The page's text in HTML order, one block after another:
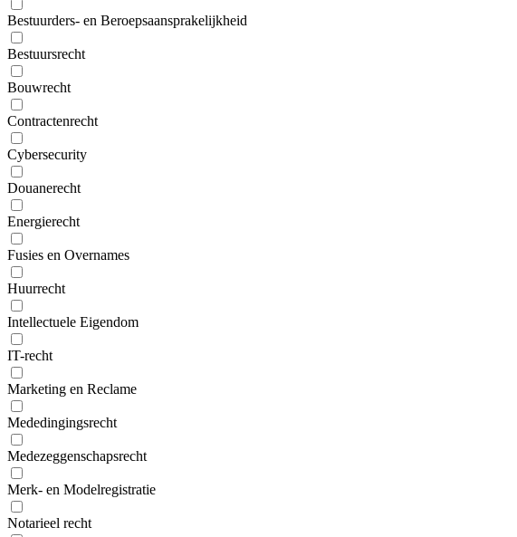
Bestuurders- en Beroepsaansprakelijkheid
Bestuursrecht
Bouwrecht
Contractenrecht
Cybersecurity
Douanerecht
Energierecht
Fusies en Overnames
Huurrecht
Intellectuele Eigendom
IT-recht
Marketing en Reclame
Mededingingsrecht
Medezeggenschapsrecht
Merk- en Modelregistratie
Notarieel recht